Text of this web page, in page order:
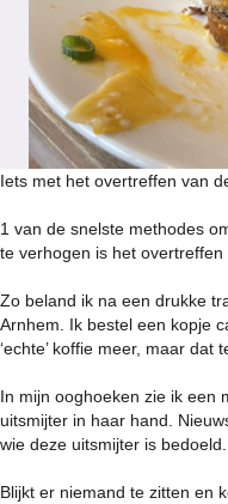
Iets met het overtreffen van
1 van de snelste methodes
te verhogen is het
Zo beland ik na een drukke
Arnhem. Ik bestel een kopje
‘echte’ koffie meer, maar
In mijn ooghoeken zie ik een
uitsmijter in haar hand.
wie deze uitsmijter is bedoeld.
Blijkt er niemand te zitten en